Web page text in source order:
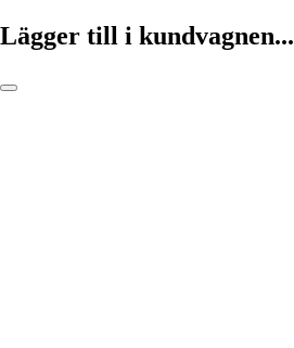
Lägger till i kundvagnen...